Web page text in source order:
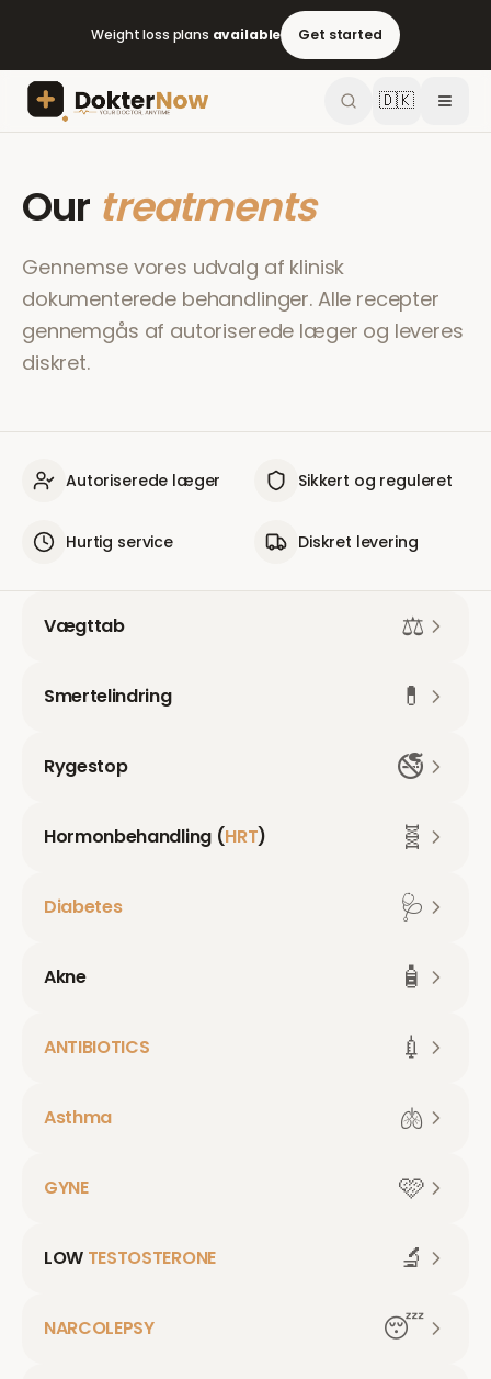
Weight loss plans available Get started
🇩🇰
Our treatments
Gennemse vores udvalg af klinisk
dokumenterede behandlinger. Alle recepter
gennemgås af autoriserede læger og leveres
diskret.
Autoriserede læger Sikkert og reguleret
Hurtig service Diskret levering
Vægttab ⚖️
Smertelindring 💊
Rygestop 🚭
Hormonbehandling (HRT) 🧬
Diabetes 🩺
Akne 🧴
ANTIBIOTICS 💉
Asthma 🫁
GYNE 🩷
LOW TESTOSTERONE 🔬
NARCOLEPSY 😴